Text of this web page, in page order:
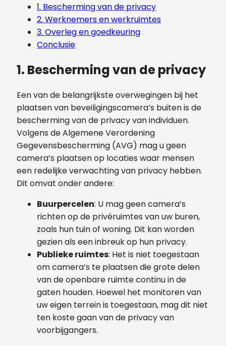
1. Bescherming van de privacy
2. Werknemers en werkruimtes
3. Overleg en goedkeuring
Conclusie
1. Bescherming van de privacy
Een van de belangrijkste overwegingen bij het
plaatsen van beveiligingscamera’s buiten is de
bescherming van de privacy van individuen.
Volgens de Algemene Verordening
Gegevensbescherming (AVG) mag u geen
camera’s plaatsen op locaties waar mensen
een redelijke verwachting van privacy hebben.
Dit omvat onder andere:
Buurpercelen: U mag geen camera’s
richten op de privéruimtes van uw buren,
zoals hun tuin of woning. Dit kan worden
gezien als een inbreuk op hun privacy.
Publieke ruimtes: Het is niet toegestaan
om camera’s te plaatsen die grote delen
van de openbare ruimte continu in de
gaten houden. Hoewel het monitoren van
uw eigen terrein is toegestaan, mag dit niet
ten koste gaan van de privacy van
voorbijgangers.